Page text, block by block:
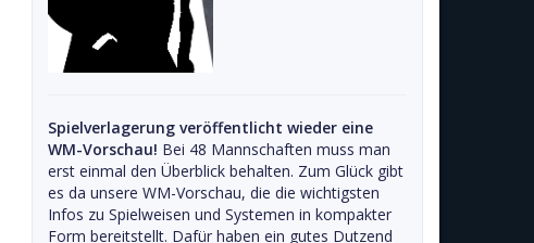
Spielverlagerung veröffentlicht wieder eine
WM-Vorschau! Bei 48 Mannschaften muss man
erst einmal den Überblick behalten. Zum Glück gibt
es da unsere WM-Vorschau, die die wichtigsten
Infos zu Spielweisen und Systemen in kompakter
Form bereitstellt. Dafür haben ein gutes Dutzend